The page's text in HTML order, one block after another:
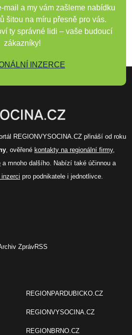
mail a my vám zašleme nabídku
šitou na míru přesně pro vás.
ty správné lidi – vaše budoucí
zákazníky!
INZERCE
REGIONVYSOCINA.CZ přináší od roku
, ověřené kontakty na regionální firmy,
a mnoho dalšího. Nabízí také účinnou a
pro podnikatele i jednotlivce.
ZprávRSS
REGIONPARDUBICKO.CZ
REGIONVYSOCINA.CZ
REGIONBRNO.CZ